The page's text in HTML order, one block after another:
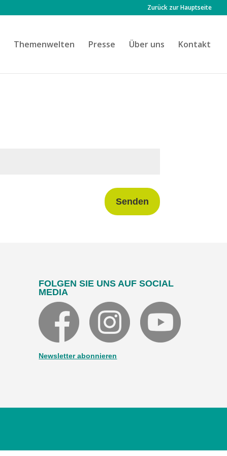
Zurück zur Hauptseite
Themenwelten Presse Über uns Kontakt
Senden
FOLGEN SIE UNS AUF SOCIAL
MEDIA
Newsletter abonnieren